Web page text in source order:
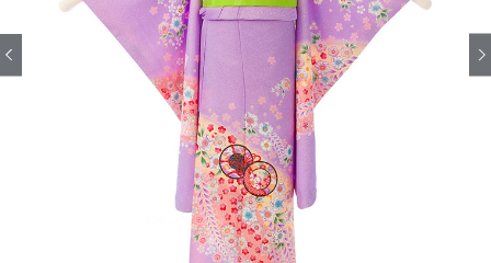
七五三レンタル
訪問着・付下げレンタル